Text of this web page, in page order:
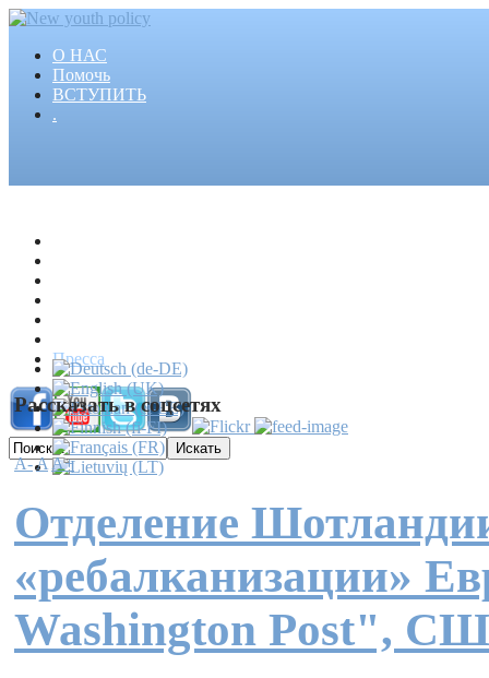
О НАС
Помочь
ВСТУПИТЬ
.
Пресса
Рассказать в соцсетях
A-AA+
Отделение
«ребалканизации»
Washington Post",